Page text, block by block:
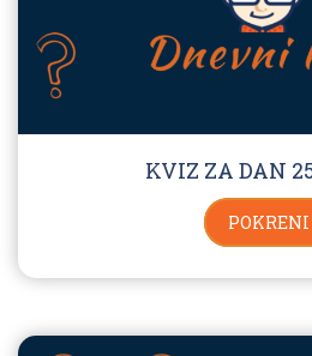
KVIZ ZA DAN
POKRENI